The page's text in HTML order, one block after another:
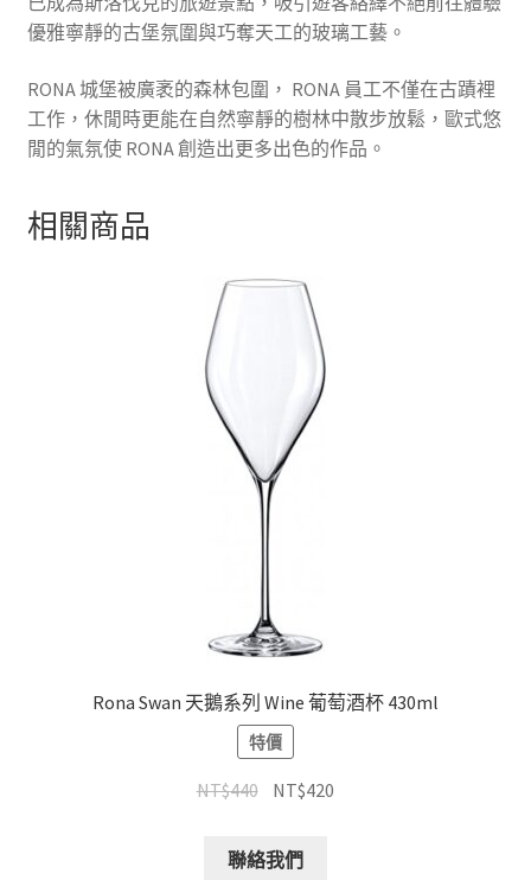
優雅寧靜的古堡氛圍與巧奪天工的玻璃工藝。
RONA 城堡被廣袤的森林包圍， RONA 員工不僅在古蹟裡
工作，休閒時更能在自然寧靜的樹林中散步放鬆，歐式悠
閒的氣氛使 RONA 創造出更多出色的作品。
相關商品
Rona Swan 天鵝系列 Wine 葡萄酒杯 430ml
特價
NT$440 NT$420
聯絡我們